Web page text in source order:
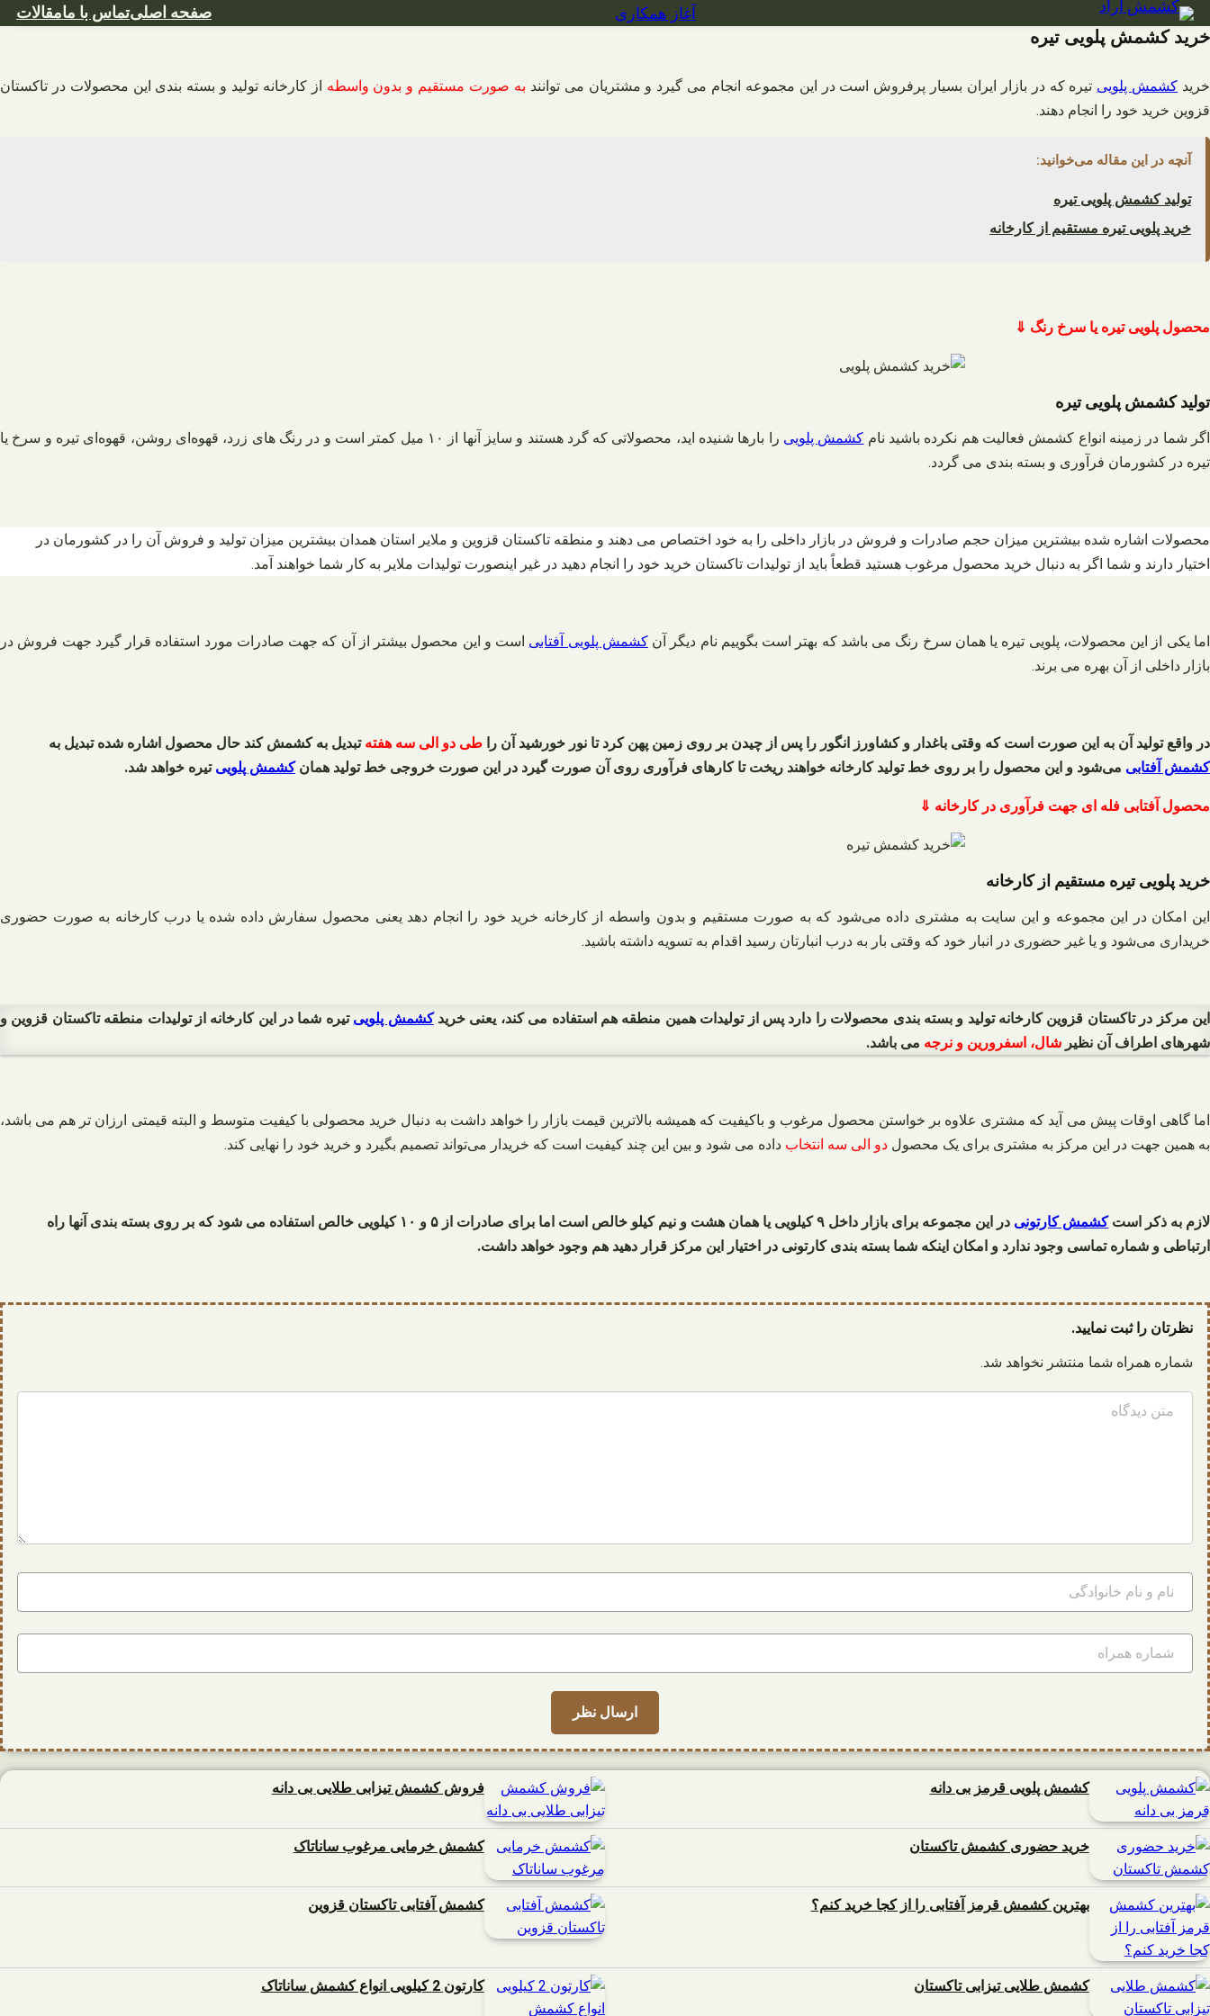
رفتن
به
آغاز همکاری صفحه اصلیتماس با مامقالات
خرید کشمش پلویی تیره
خرید کشمش پلویی تیره که در بازار ایران بسیار پرفروش است در این مجموعه انجام می گیرد و مشتریان می توانند به صورت مستقیم و بدون واسطه از کارخانه تولید و بسته بندی این محصولات در تاکستان
قزوین خرید خود را انجام دهند.
آنچه در این مقاله می‌خوانید:
تولید کشمش پلویی تیره
خرید پلویی تیره مستقیم از کارخانه
محصول پلویی تیره یا سرخ رنگ ⇓
تولید کشمش پلویی تیره
اگر شما در زمینه انواع کشمش فعالیت هم نکرده باشید نام کشمش پلویی
را بارها شنیده اید، محصولاتی که گرد هستند و سایز آنها از ۱۰ میل کمتر است و در رنگ‌ های زرد، قهوه‌ای روشن، قهوه‌ای تیره و سرخ یا
تیره در کشورمان فرآوری و بسته بندی می گردد.
محصولات اشاره شده بیشترین میزان حجم صادرات و فروش در بازار داخلی را به خود اختصاص می دهند و منطقه تاکستان قزوین و ملایر استان همدان بیشترین میزان تولید و فروش آن را در کشورمان در
اختیار دارند و شما اگر به دنبال خرید محصول مرغوب هستید قطعاً باید از تولیدات تاکستان خرید خود را انجام دهید در غیر اینصورت تولیدات ملایر به کار شما خواهند آمد.
اما یکی از این محصولات، پلویی تیره یا همان سرخ رنگ می باشد که بهتر است بگوییم نام دیگر آنکشمش پلویی آفتابی است و این محصول بیشتر از آن که جهت صادرات مورد استفاده قرار گیرد جهت فروش در
بازار داخلی از آن بهره می برند.
در واقع تولید آن به این صورت است که وقتی باغدار و کشاورز انگور را پس از چیدن بر روی زمین پهن کرد تا نور خورشید آن را طی دو الی سه هفته تبدیل به کشمش کند حال محصول اشاره شده تبدیل به
کشمش آفتابی می‌شود و این محصول را بر روی خط تولید کارخانه خواهند ریخت تا کارهای فرآوری روی آن صورت گیرد در این صورت خروجی خط تولید همانکشمش پلویی تیره خواهد شد.
محصول آفتابی فله ای جهت فرآوری در کارخانه ⇓
خرید پلویی تیره مستقیم از کارخانه
این امکان در این مجموعه و این سایت به مشتری داده می‌شود که به صورت مستقیم و بدون واسطه از کارخانه خرید خود را انجام دهد یعنی محصول سفارش داده شده یا درب کارخانه به صورت حضوری
خریداری می‌شود و یا غیر حضوری در انبار خود که وقتی بار به درب انبارتان رسید اقدام به تسویه داشته باشید.
این مرکز در تاکستان قزوین کارخانه تولید و بسته بندی محصولات را دارد پس از تولیدات همین منطقه هم استفاده می کند، یعنی خریدکشمش پلویی تیره شما در این کارخانه از تولیدات منطقه تاکستان قزوین و
شهرهای اطراف آن نظیر شال، اسفرورین و نرجه می باشد.
اما گاهی اوقات پیش می آید که مشتری علاوه بر خواستن محصول مرغوب و باکیفیت که همیشه بالاترین قیمت بازار را خواهد داشت به دنبال خرید محصولی با کیفیت متوسط و البته قیمتی ارزان تر هم می باشد،
به همین جهت در این مرکز به مشتری برای یک محصول دو الی سه انتخاب داده می شود و بین این چند کیفیت است که خریدار می‌تواند تصمیم بگیرد و خرید خود را نهایی کند.
لازم به ذکر استکشمش کارتونی
در این مجموعه برای بازار داخل ۹ کیلویی یا همان هشت و نیم کیلو خالص است اما برای صادرات از ۵ و ۱۰ کیلویی خالص استفاده می شود که بر روی بسته بندی آنها راه
ارتباطی و شماره تماسی وجود ندارد و امکان اینکه شما بسته بندی کارتونی در اختیار این مرکز قرار دهید هم وجود خواهد داشت.
نظرتان را ثبت نمایید.
شماره همراه شما منتشر نخواهد شد.
کشمش پلویی قرمز بی دانه فروش کشمش تیزابی طلایی بی دانه
خرید حضوری کشمش تاکستان کشمش خرمایی مرغوب ساناتاک
بهترین کشمش قرمز آفتابی را از کجا خرید کنم؟ کشمش آفتابی تاکستان قزوین
کشمش طلایی تیزابی تاکستان کارتون 2 کیلویی انواع کشمش ساناتاک